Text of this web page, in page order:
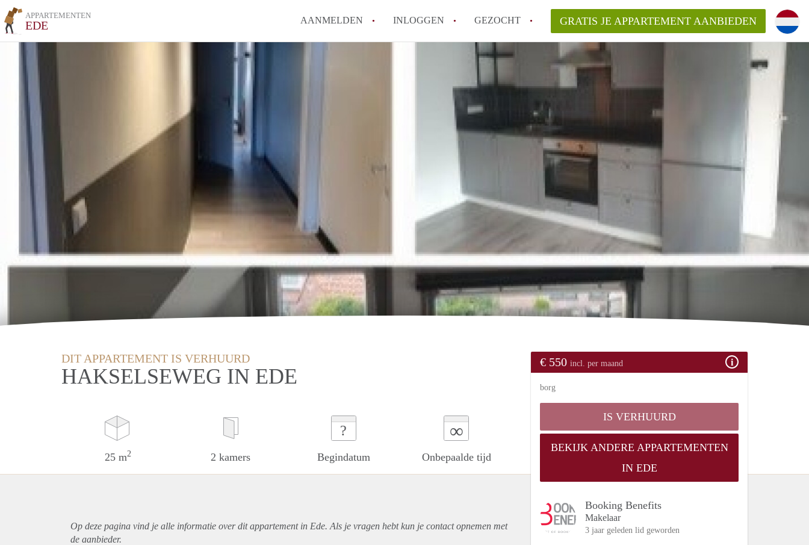
APPARTEMENTEN
EDE AANMELDEN INLOGGEN GEZOCHT GRATIS JE APPARTEMENT AANBIEDEN
DIT APPARTEMENT IS VERHUURD
HAKSELSEWEG IN EDE
25 m2 2 kamers
?
Begindatum
∞
Onbepaalde tijd
€ 550 incl. per maand
borg
IS VERHUURD
BEKIJK ANDERE APPARTEMENTEN
IN EDE
Booking Benefits
Makelaar
3 jaar geleden lid geworden
Op deze pagina vind je alle informatie over ditappartementin Ede. Als je vragen hebt kun je contact opnemen met
de aanbieder.